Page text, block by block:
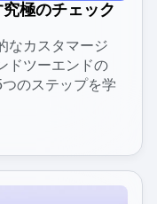
極のチェック
なカスタマージ
ドツーエンドの
のステップを学